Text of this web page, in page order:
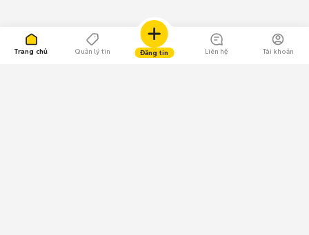
Trang chủ Quản lý tin Đăng tin Liên hệ Tài khoản